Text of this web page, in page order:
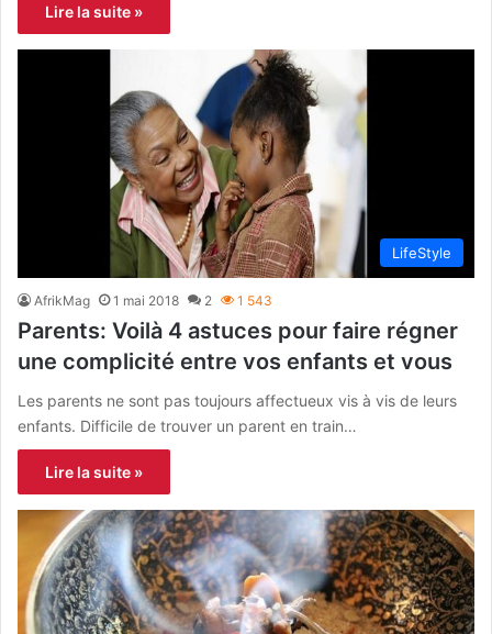
Lire la suite »
LifeStyle
AfrikMag 1 mai 2018 2 1 543
Parents: Voilà 4 astuces pour faire régner
une complicité entre vos enfants et vous
Les parents ne sont pas toujours affectueux vis à vis de leurs
enfants. Difficile de trouver un parent en train…
Lire la suite »